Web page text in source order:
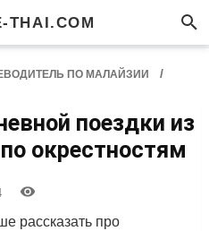
THAI.COM
ПО МАЛАЙЗИИ /
поездки из
окрестностям
рассказать про